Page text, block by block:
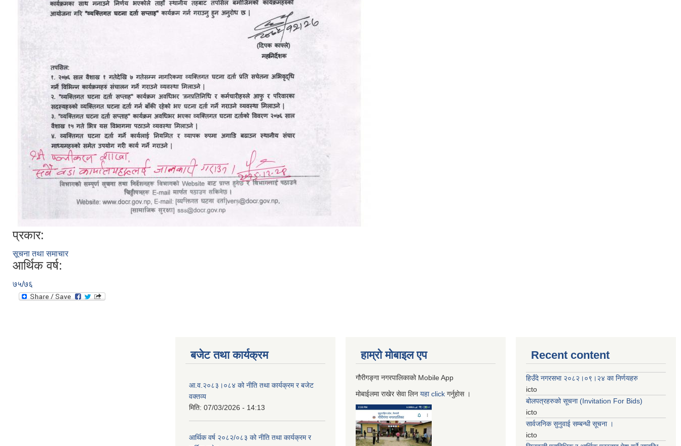
प्रकार:
सूचना तथा समाचार
आर्थिक वर्ष:
७५/७६
बजेट तथा कार्यक्रम
आ.व.२०८३।०८४ को नीति तथा कार्यक्रम र बजेट
वक्तव्य
मिति: 07/03/2026 - 14:13
आर्थिक वर्ष २०८२/०८३ को नीति तथा कार्यक्रम र
हाम्रो माेबाइल एप
गौरीगङ्गा नगरपालिकाको Mobile App
मोबाईलमा राखेर सेवा लिन यहाclick गर्नुहाेस ।
Recent content
हिउँदे नगरसभा २०८२।०९।२४ का निर्णयहरु
icto
बोलपत्रहरुको सूचना (Invitation For Bids)
icto
सार्वजनिक सुनुवाई सम्बन्धी सूचना ।
icto